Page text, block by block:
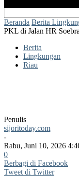
Beranda Berita
PKL di Jalan HR
Berita
Lingkungan
Riau
Penulis
sijoritoday.com
-
Rabu, Juni 10, 2026
0
Berbagi di Facebook
Tweet di Twitter